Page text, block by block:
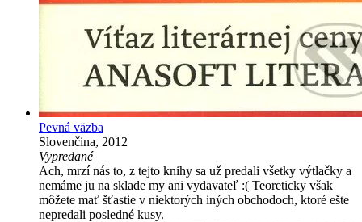
Pevná väzba
Slovenčina, 2012
Vypredané
Ach, mrzí nás to, z tejto knihy sa už predali všetky výtlačky a
nemáme ju na sklade my ani vydavateľ :( Teoreticky však
môžete mať šťastie v niektorých iných obchodoch, ktoré ešte
nepredali posledné kusy.